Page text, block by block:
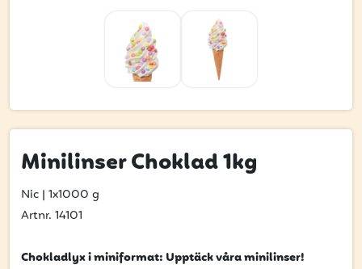
Vill du få erbjudanden och vara den första att
få uppdateringar kring kampanjer?
Ange din e-postadress nedan för att ta del av våra nyheter
och erbjudanden.
E-postadress
Minilinser Choklad 1kg
Nic | 1x1000 g
Artnr. 14101
Chokladlyx i miniformat: Upptäck våra minilinser!